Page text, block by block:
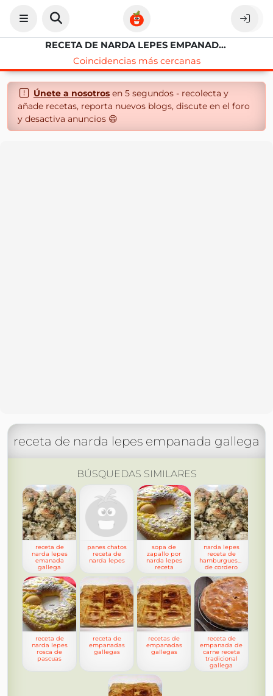
RECETA DE NARDA LEPES EMPANADA GALLEGA
Coincidencias más cercanas
Únete a nosotrosen 5 segundos - recolecta y
añade recetas, reporta nuevos blogs, discute en el foro
y desactiva anuncios 😄
receta de narda lepes empanada gallega
BÚSQUEDAS SIMILARES
receta de
narda lepes
emanada
gallega
panes chatos
receta de
narda lepes
sopa de
zapallo por
narda lepes
receta
narda lepes
receta de
hamburguesas
de cordero
receta de
narda lepes
rosca de
pascuas
receta de
empanadas
gallegas
recetas de
empanadas
gallegas
receta de
empanada de
carne receta
tradicional
gallega